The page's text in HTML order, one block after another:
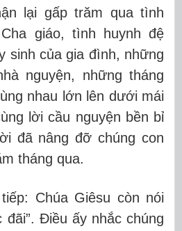
lại gấp trăm qua tình
giáo, tình huynh đệ
sinh của gia đình, những
nguyện, những tháng
nhau lớn lên dưới mái
lời cầu nguyện bền bỉ
đã nâng đỡ chúng con
tháng qua.
Chúa Giêsu còn nói
Điều ấy nhắc chúng